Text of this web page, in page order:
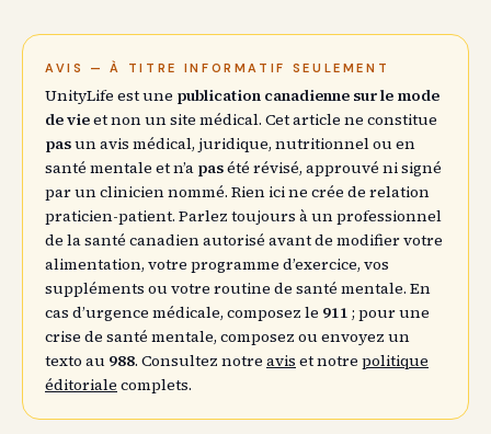
AVIS — À TITRE INFORMATIF SEULEMENT
UnityLife est une publication canadienne sur le mode
de vieet non un site médical. Cet article ne constitue
pasun avis médical, juridique, nutritionnel ou en
santé mentale et n’a pasété révisé, approuvé ni signé
par un clinicien nommé. Rien ici ne crée de relation
praticien-patient. Parlez toujours à un professionnel
de la santé canadien autorisé avant de modifier votre
alimentation, votre programme d’exercice, vos
suppléments ou votre routine de santé mentale. En
cas d’urgence médicale, composez le 911 ; pour une
crise de santé mentale, composez ou envoyez un
texto au 988. Consultez notre avis et notre politique
éditoriale complets.